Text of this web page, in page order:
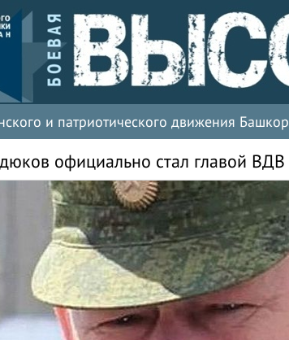
и патриотического движения
официально стал главой ВДВ